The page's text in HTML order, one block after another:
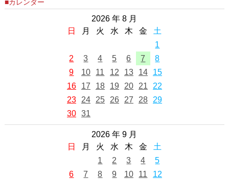
■カレンダー
2026 年 8 月
日
月 火 水 木 金
土
1
2
3 4 5 6 7
8
9
10 11 12 13 14
15
16
17 18 19 20 21
22
23
24 25 26 27 28
29
30 31
2026 年 9 月
日
月 火 水 木 金
土
1
2 3 4
5
6
7 8 9 10 11
12